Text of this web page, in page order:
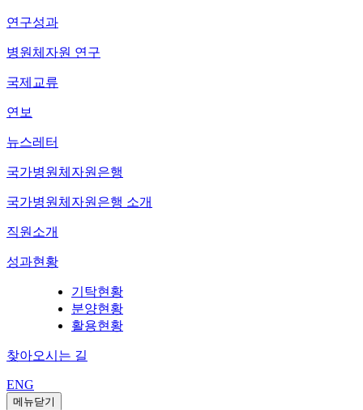
연구성과
병원체자원 연구
국제교류
연보
뉴스레터
국가병원체자원은행
국가병원체자원은행 소개
직원소개
성과현황
기탁현황
분양현황
활용현황
찾아오시는 길
ENG
메뉴닫기